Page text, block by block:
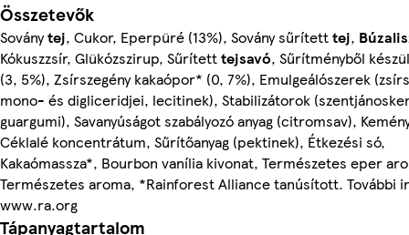
Összetevők
Soványtej, Cukor, Eperpüré (13%), Sovány sűrítetttej,
Kókuszzsír, Glükózszirup, Sűrítetttejsavó, Sűrítményből
(3, 5%), Zsírszegény kakaópor* (0, 7%), Emulgeálószerek
mono- és digliceridjei, lecitinek), Stabilizátorok
guargumi), Savanyúságot szabályozó anyag (citromsav),
Céklalé koncentrátum, Sűrítőanyag (pektinek), Étkezési só,
Kakaómassza*, Bourbon vanília kivonat, Természetes eper
Természetes aroma, *Rainforest Alliance tanúsított. További
www.ra.org
Tápanyagtartalom